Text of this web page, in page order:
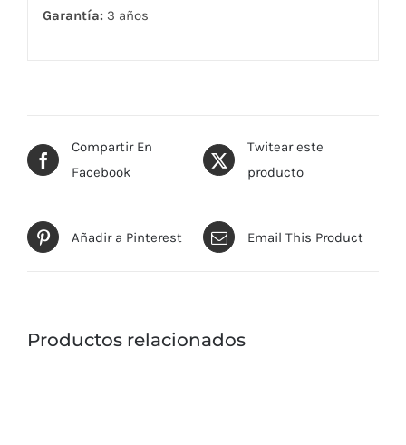
Garantía: 3 años
Compartir En
Facebook
Twitear este
producto
Añadir a Pinterest Email This Product
Productos relacionados